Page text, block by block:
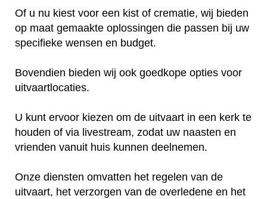
Of u nu kiest voor een kist of crematie, wij bieden
op maat gemaakte oplossingen die passen bij uw
specifieke wensen en budget.
Bovendien bieden wij ook goedkope opties voor
uitvaartlocaties.
U kunt ervoor kiezen om de uitvaart in een kerk te
houden of via livestream, zodat uw naasten en
vrienden vanuit huis kunnen deelnemen.
Onze diensten omvatten het regelen van de
uitvaart, het verzorgen van de overledene en het